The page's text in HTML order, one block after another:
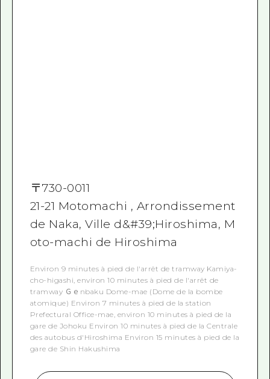
〒730-0011
21-21 Motomachi , Arrondissement
de Naka, Ville d&#39;Hiroshima, M
oto-machi de Hiroshima
Environ 9 minutes à pied de l'arrêt de tramway Kamiya-
cho-higashi, environ 10 minutes à pied de l'arrêt de
tramway Ｇｅnbaku Dome-mae (Dome de la bombe
atomique) Environ 7 minutes à pied de la station
Prefectural Office-mae, environ 10 minutes à pied de la
gare de Johoku Environ 10 minutes à pied de la Centrale
des autobus d'Hiroshima Environ 15 minutes à pied de la
gare de Shin Hakushima